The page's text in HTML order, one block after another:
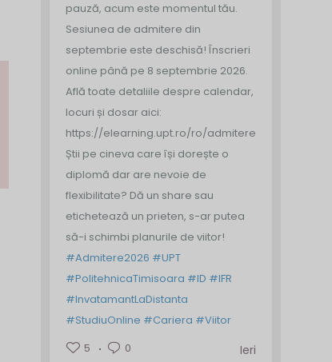
pauză, acum este momentul tău.
Sesiunea de admitere din
septembrie este deschisă! Înscrieri
online până pe 8 septembrie 2026.
Află toate detaliile despre calendar,
locuri și dosar aici:
https://elearning.upt.ro/ro/admitere/
Știi pe cineva care își dorește o
diplomă dar are nevoie de
flexibilitate? Dă un share sau
etichetează un prieten, s-ar putea
să-i schimbi planurile de viitor!
#Admitere2026 #UPT
#PolitehnicaTimisoara #ID #IFR
#InvatamantLaDistanta
#StudiuOnline #Cariera #Viitor
5
0 Ieri